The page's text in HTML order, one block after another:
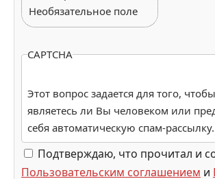
Необязательное поле
CAPTCHA
Этот вопрос задается для того,
являетесь ли Вы человеком или
себя автоматическую спам-рассылку.
Подтверждаю, что прочитал и
Пользовательским соглашением и